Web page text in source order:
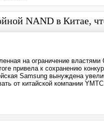
NAND в Китае,
на ограничение
привела к сохранению
Samsung вынуждена
от китайской компании